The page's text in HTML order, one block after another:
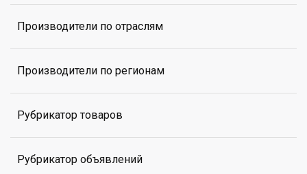
Производители по отраслям
Производители по регионам
Рубрикатор товаров
Рубрикатор объявлений